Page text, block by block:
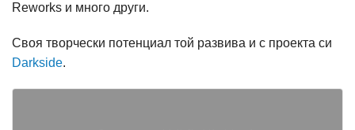
Reworks и много други.
Своя творчески потенциал той развива и с проекта си
Darkside.